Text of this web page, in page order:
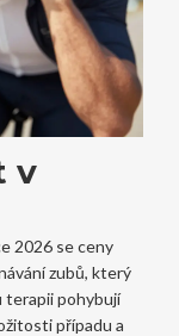
v
2026 se ceny
zubů, který
terapiipohybují
případu a